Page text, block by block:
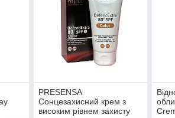
PRESENSA
Сонцезахисний крем з
високим рівнем захисту